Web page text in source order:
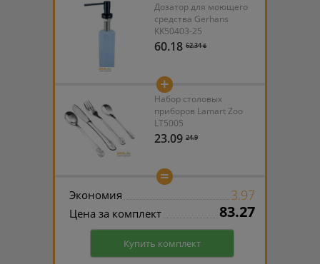
Дозатор для моющего
средства Gerhans
KK50403-25
60.18 62.34 ƃ
+
Набор столовых
приборов Lamart Zoo
LT5005
23.09 24.9
=
Экономия 3.97
Цена за комплект 83.27
Купить комплект